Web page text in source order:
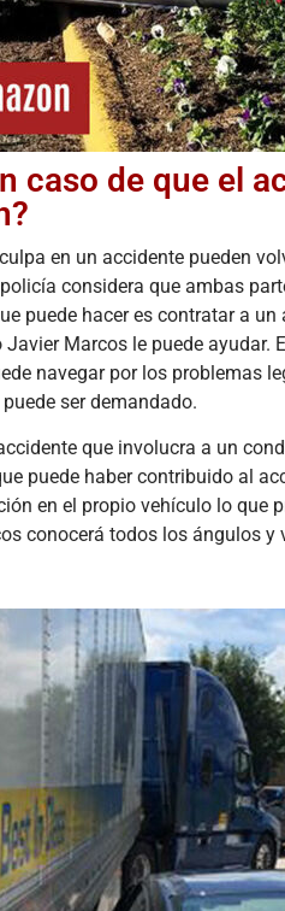
caso de que el
en un accidente pueden
considera que ambas
puede hacer es contratar a
Marcos le puede ayudar.
navegar por los problemas
ser demandado.
que involucra a un
puede haber contribuido al
en el propio vehículo lo que
conocerá todos los ángulos y